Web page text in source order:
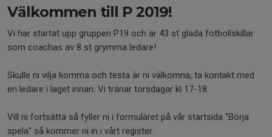
Välkommen till P 2019!
Vi har startat upp gruppen P19 och är 43 st glada fotbollskillar
som coachas av 8 st grymma ledare!
Skulle ni vilja komma och testa är ni välkomna, ta kontakt med
en ledare i laget innan. Vi tränar torsdagar kl 17-18.
Vill ni fortsätta så fyller ni i formuläret på vår startsida "Börja
spela" så kommer ni in i vårt register.